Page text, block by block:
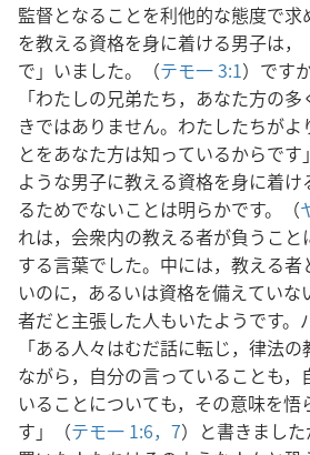
監督となることを利他的な態度で求
を教える資格を身に着ける男子は
で」いました。（テモ一 3:1）です
「わたしの兄弟たち，あなた方の
きではありません。わたしたちが
とをあなた方は知っているからで
ような男子に教える資格を身に着
るためでないことは明らかです。（
れは，会衆内の教える者が負うこ
する言葉でした。中には，教える
いのに，あるいは資格を備えていな
者だと主張した人もいたようです。
「ある人々はむだ話に転じ，律法
ながら，自分の言っていることも，
いることについても，その意味を悟
す」（テモ一 1:6，7）と書きまし